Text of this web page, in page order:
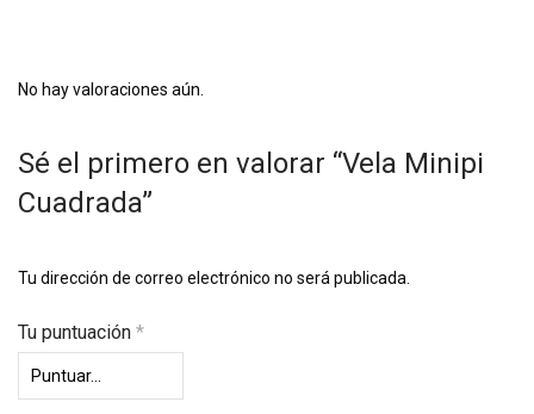
No hay valoraciones aún.
Sé el primero en valorar “Vela Minipi
Cuadrada”
Tu dirección de correo electrónico no será publicada.
Tu puntuación *